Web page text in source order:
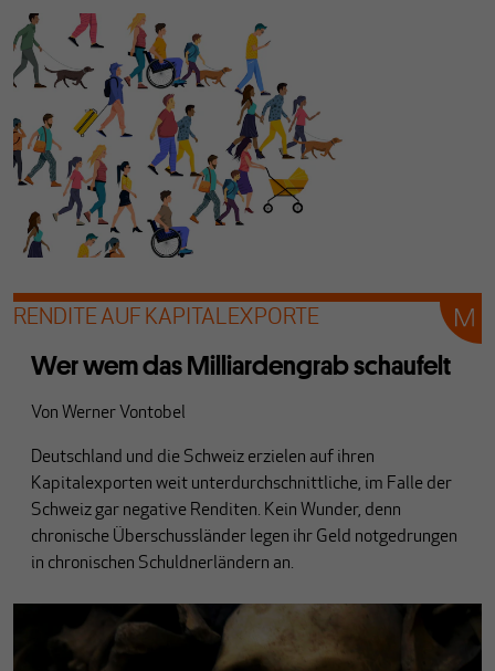
RENDITE AUF KAPITALEXPORTE
Wer wem das Milliardengrab schaufelt
Von Werner Vontobel
Deutschland und die Schweiz erzielen auf ihren
Kapitalexporten weit unterdurchschnittliche, im Falle der
Schweiz gar negative Renditen. Kein Wunder, denn
chronische Überschussländer legen ihr Geld notgedrungen
in chronischen Schuldnerländern an.